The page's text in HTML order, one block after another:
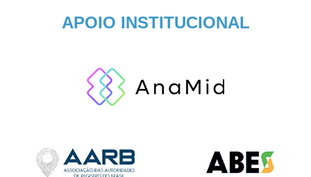
APOIO INSTITUCIONAL